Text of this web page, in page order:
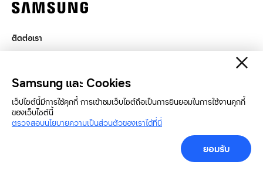
ติดต่อเรา
SAMSUNG.COM
Copyright© SAMSUNG All Rights Reserved.
Samsung และ Cookies
เว็ปไซต์นี้มีการใช้คุกกี้ การเข้าชมเว็บไซต์ถือเป็นการยินยอมในการใช้งานคุกกี้
ของเว็บไซต์นี้
ตรวจสอบนโยบายความเป็นส่วนตัวของเราได้ที่นี่
ยอมรับ